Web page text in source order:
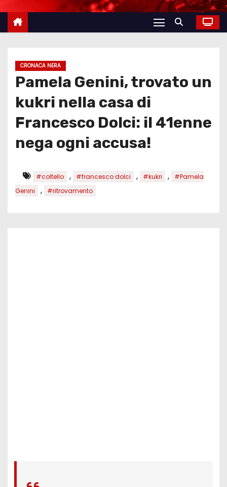
CRONACA NERA
Pamela Genini, trovato un
kukri nella casa di
Francesco Dolci: il 41enne
nega ogni accusa!
#coltello , #francesco dolci , #kukri ,
#Pamela
Genini
, #ritrovamento